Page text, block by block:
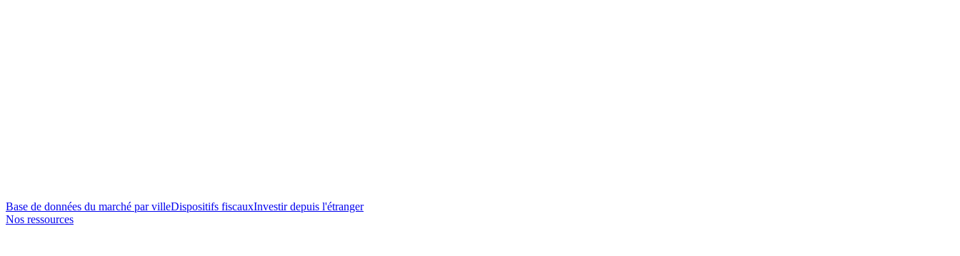
Base de données du marché par villeDispositifs fiscauxInvestir depuis l'étranger
Nos ressources